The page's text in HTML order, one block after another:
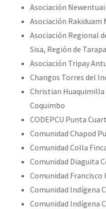
Asociación
Asociación Rakiduam
Asociación Regional
Sisa, Región de
Asociación Tripay
Changos Torres del
Christian Huaquimilla
Coquimbo
CODEPCU Punta
Comunidad Chapod
Comunidad Colla
Comunidad Diaguita
Comunidad Francisco
Comunidad Indígena
Comunidad Indígena